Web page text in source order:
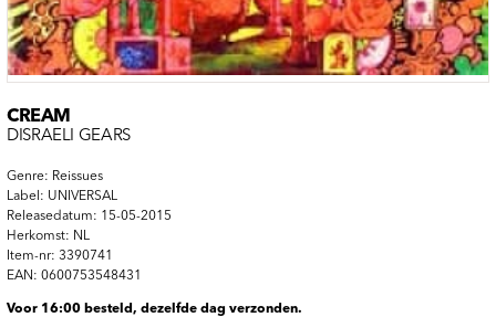
CREAM
DISRAELI GEARS
Genre: Reissues
Label: UNIVERSAL
Releasedatum: 15-05-2015
Herkomst: NL
Item-nr: 3390741
EAN: 0600753548431
Voor 16:00 besteld, dezelfde dag verzonden.